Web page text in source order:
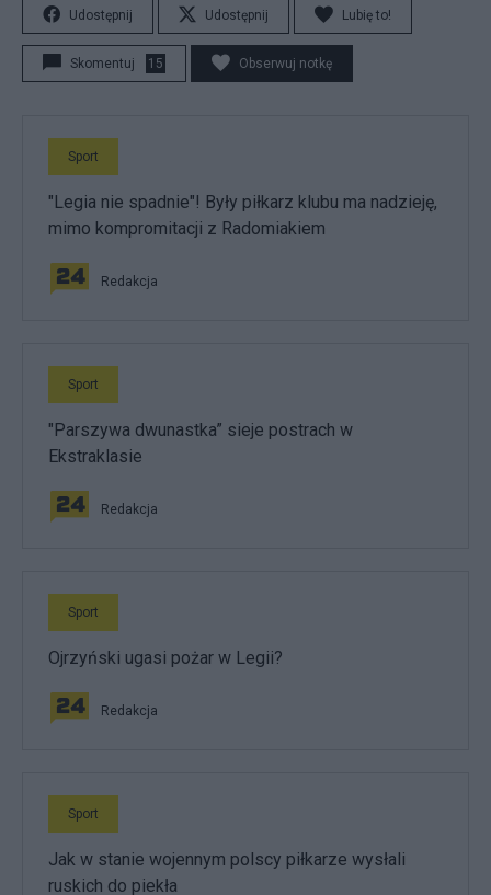
Udostępnij Udostępnij Lubię to!
Skomentuj 15 Obserwuj notkę
Sport
"Legia nie spadnie"! Były piłkarz klubu ma nadzieję,
mimo kompromitacji z Radomiakiem
Redakcja
Sport
"Parszywa dwunastka” sieje postrach w
Ekstraklasie
Redakcja
Sport
Ojrzyński ugasi pożar w Legii?
Redakcja
Sport
Jak w stanie wojennym polscy piłkarze wysłali
ruskich do piekła